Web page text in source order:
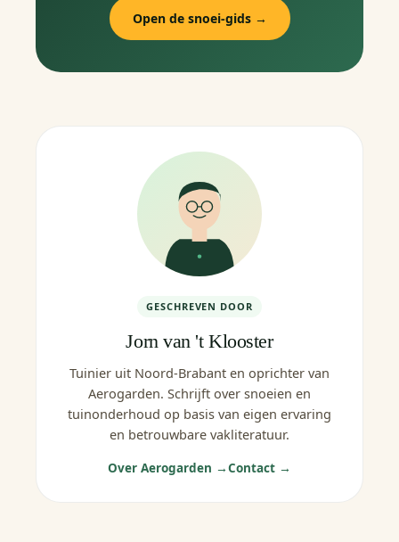
Open de snoei-gids →
GESCHREVEN DOOR
Jorn van 't Klooster
Tuinier uit Noord-Brabant en oprichter van
Aerogarden. Schrijft over snoeien en
tuinonderhoud op basis van eigen ervaring
en betrouwbare vakliteratuur.
Over Aerogarden →Contact →